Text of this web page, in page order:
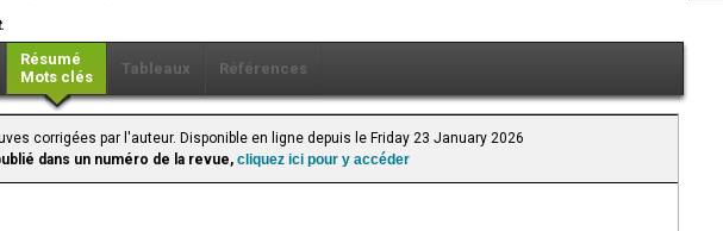
Résumé
Mots clés
Tableaux Références
corrigées par l'auteur. Disponible en ligne depuis le Friday 23 January 2026
dans un numéro de la revue, cliquez ici pour y accéder